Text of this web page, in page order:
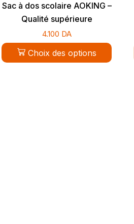
Sac à dos scolaire AOKING –
Qualité supérieure
4.100 DA
Choix des options